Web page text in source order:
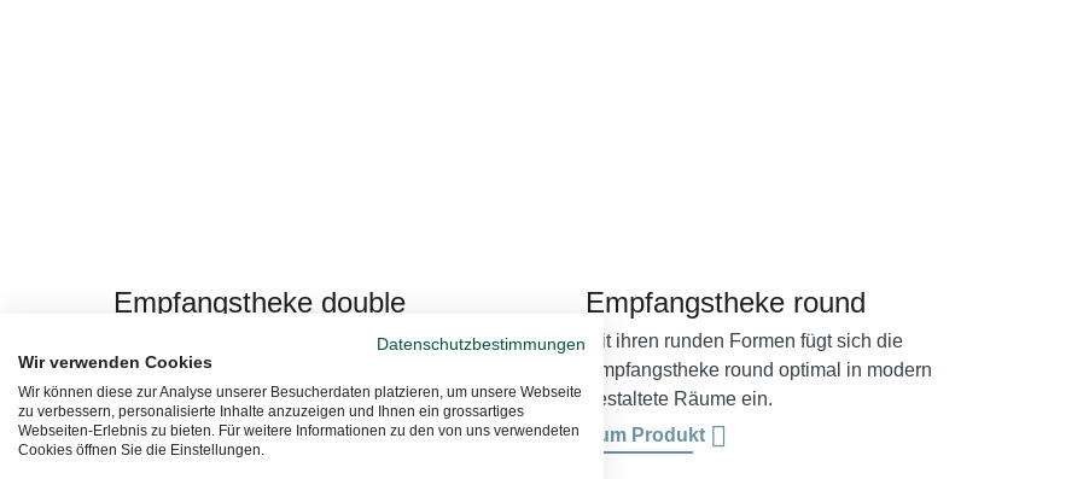
Empfangstheke double
Mit ihren zwei versetzten Elementen entfaltet die
Empfangstheke double eine architektonische
Wirkung.
Zum Produkt
Empfangstheke round
Mit ihren runden Formen fügt sich die
Empfangstheke round optimal in modern
gestaltete Räume ein.
Zum Produkt
Datenschutzbestimmungen
Wir verwenden Cookies
Wir können diese zur Analyse unserer Besucherdaten platzieren, um unsere Webseite
zu verbessern, personalisierte Inhalte anzuzeigen und Ihnen ein grossartiges
Webseiten-Erlebnis zu bieten. Für weitere Informationen zu den von uns verwendeten
Cookies öffnen Sie die Einstellungen.